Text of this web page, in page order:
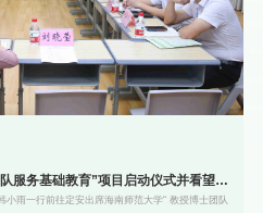
服务基础教育”项目启动仪式并看望实
雨一行前往定安出席海南师范大学“ 教授博士团队